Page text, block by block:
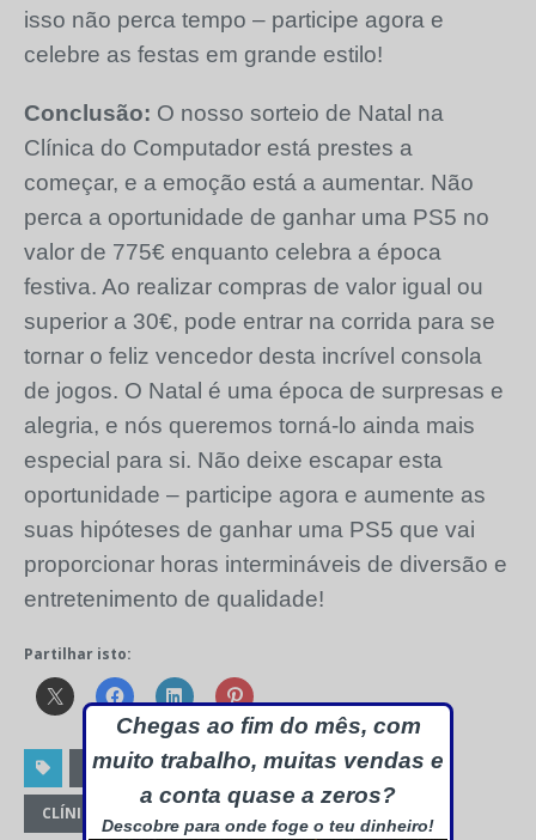
isso não perca tempo – participe agora e
celebre as festas em grande estilo!
Conclusão: O nosso sorteio de Natal na
Clínica do Computador está prestes a
começar, e a emoção está a aumentar. Não
perca a oportunidade de ganhar uma PS5 no
valor de 775€ enquanto celebra a época
festiva. Ao realizar compras de valor igual ou
superior a 30€, pode entrar na corrida para se
tornar o feliz vencedor desta incrível consola
de jogos. O Natal é uma época de surpresas e
alegria, e nós queremos torná-lo ainda mais
especial para si. Não deixe escapar esta
oportunidade – participe agora e aumente as
suas hipóteses de ganhar uma PS5 que vai
proporcionar horas intermináveis de diversão e
entretenimento de qualidade!
Partilhar isto:
CELEBRAÇÃO NATALÍCIA
CLÍNICA DO COMPUTADOR
Chegas ao fim do mês, com
muito trabalho, muitas vendas e
a conta quase a zeros?
Descobre para onde foge o teu dinheiro!